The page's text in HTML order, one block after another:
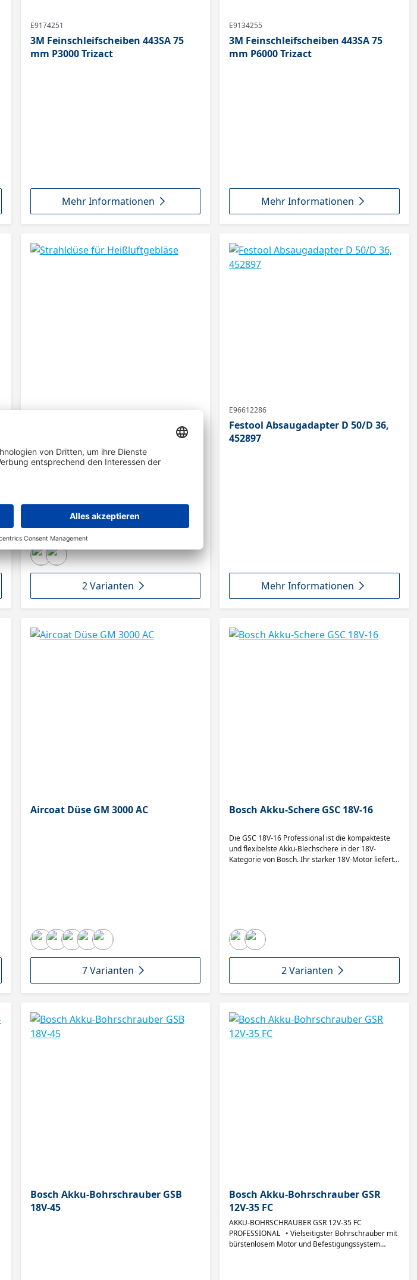
E9174251
3M Feinschleifscheiben 443SA 75
mm P3000 Trizact
Mehr Informationen
E9134255
3M Feinschleifscheiben 443SA 75
mm P6000 Trizact
Mehr Informationen
2 Varianten
E96612286
Festool Absaugadapter D 50/D 36,
452897
Mehr Informationen
Aircoat Düse GM 3000 AC
7 Varianten
Bosch Akku-Schere GSC 18V-16
Die GSC 18V-16 Professional ist die kompakteste
und flexibelste Akku-Blechschere in der 18V-
Kategorie von Bosch. Ihr starker 18V-Motor liefert
ist kompatibel mit allen Bosch Professional 18V-
Akkus und -Ladegeräten (Professional 18V System).
TECHNISCHE DATEN Gewicht exkl. Akku 1,5 kg
Schnittkapazität Stahl (800 N/mm²), max. 0,7 mm
Schnittkapazität Stahl (600 N/mm²), max. 1 mm
Minimaler Kurvenradius 15 mm
Schwingungsgesamtwerte (Schneiden von Blech)
Schwingungsemissionswert ah 9,6 m/s²
2 Varianten
Bosch Akku-Bohrschrauber GSB
18V-45
Bosch Akku-Bohrschrauber GSR
12V-35 FC
AKKU-BOHRSCHRAUBER GSR 12V-35 FC
PROFESSIONAL • Vielseitigster Bohrschrauber mit
bürstenlosem Motor und Befestigungssystem